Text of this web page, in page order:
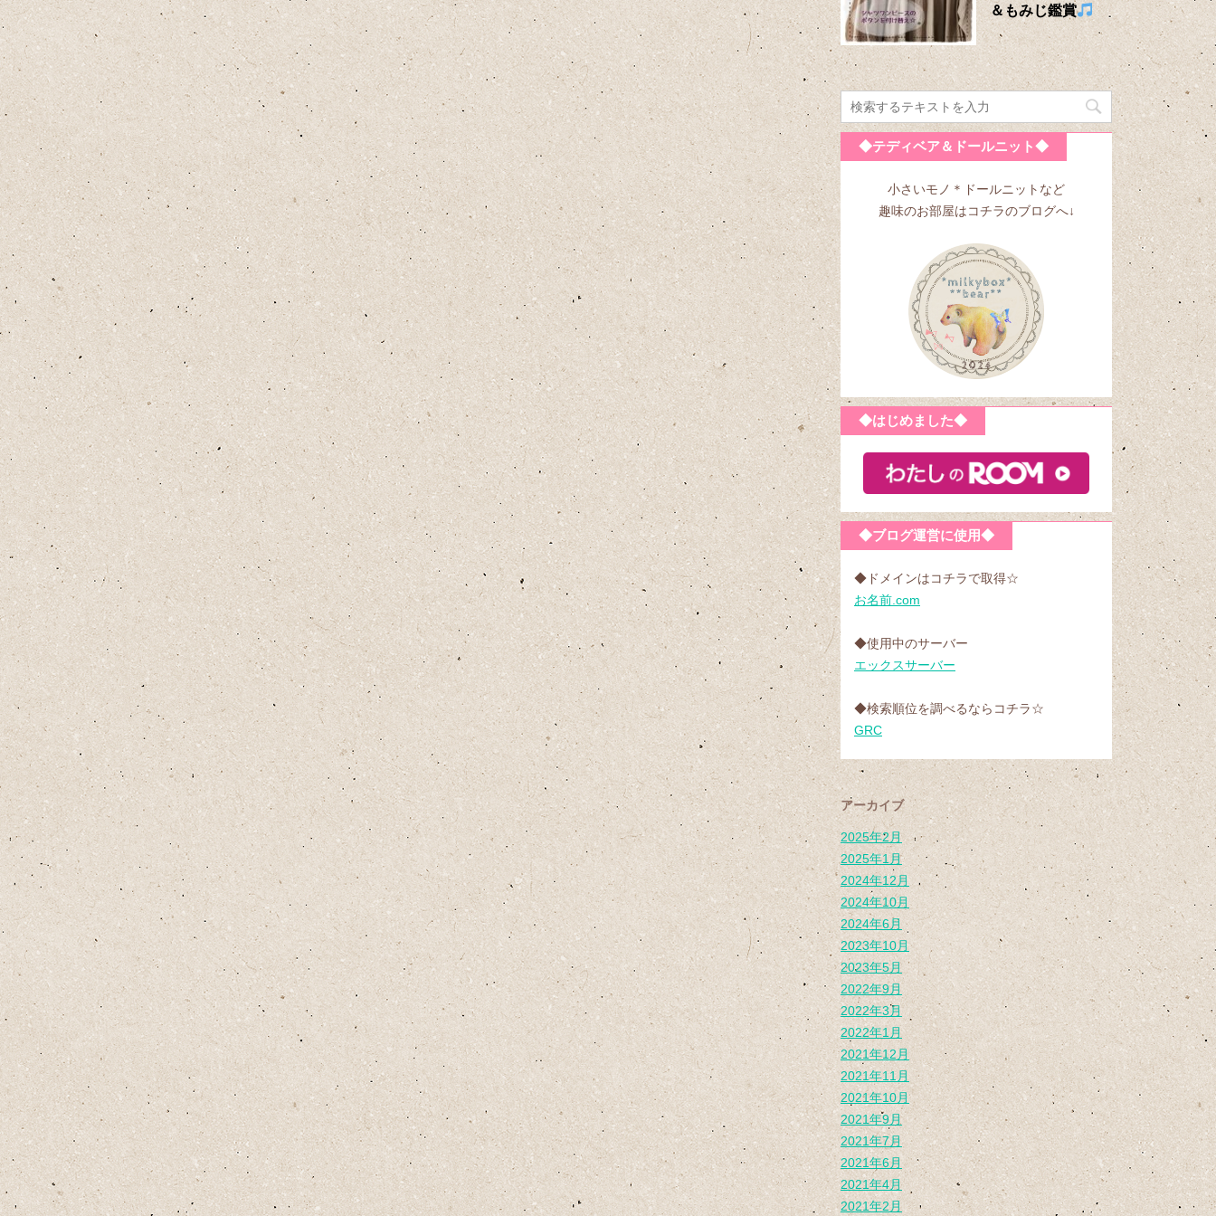
＆もみじ鑑賞
◆テディベア＆ドールニット◆
小さいモノ＊ドールニットなど
趣味のお部屋はコチラのブログへ↓
◆はじめました◆
◆ブログ運営に使用◆
◆ドメインはコチラで取得☆
お名前.com
◆使用中のサーバー
エックスサーバー
◆検索順位を調べるならコチラ☆
GRC
アーカイブ
2025年2月
2025年1月
2024年12月
2024年10月
2024年6月
2023年10月
2023年5月
2022年9月
2022年3月
2022年1月
2021年12月
2021年11月
2021年10月
2021年9月
2021年7月
2021年6月
2021年4月
2021年2月